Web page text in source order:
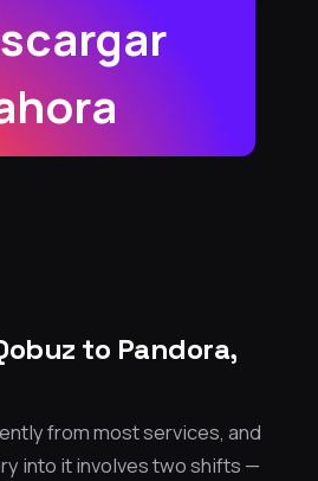
to Pandora,
from most services, and
into it involves two shifts —